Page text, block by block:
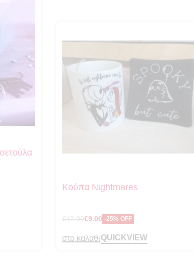
Κούπα Nightmares
€12.00€9.00 -25% OFF
στο καλαθιQUICKVIEW